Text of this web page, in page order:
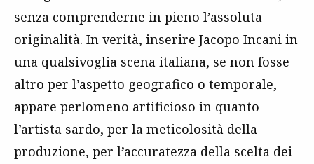
senza comprenderne in pieno l’assoluta
originalità. In verità, inserire Jacopo Incani in
una qualsivoglia scena italiana, se non fosse
altro per l’aspetto geografico o temporale,
appare perlomeno artificioso in quanto
l’artista sardo, per la meticolosità della
produzione, per l’accuratezza della scelta dei